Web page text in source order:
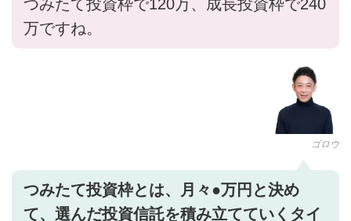
つみたて投資枠で120万、成長投資枠で240
万ですね。
ゴロウ
つみたて投資枠とは、月々●万円と決め
て、選んだ投資信託を積み立てていくタイ